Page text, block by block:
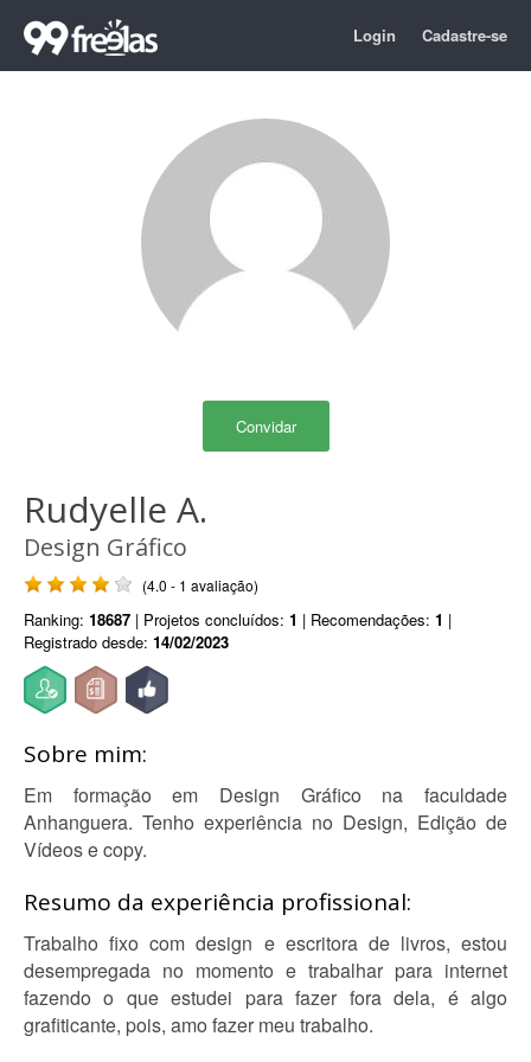
Login Cadastre-se
Convidar
Rudyelle A.
Design Gráfico
(4.0 - 1 avaliação)
Ranking: 18687 | Projetos concluídos: 1 | Recomendações: 1 |
Registrado desde: 14/02/2023
Sobre mim:
Em formação em Design Gráfico na faculdade
Anhanguera. Tenho experiência no Design, Edição de
Vídeos e copy.
Resumo da experiência profissional:
Trabalho fixo com design e escritora de livros, estou
desempregada no momento e trabalhar para internet
fazendo o que estudei para fazer fora dela, é algo
grafiticante, pois, amo fazer meu trabalho.